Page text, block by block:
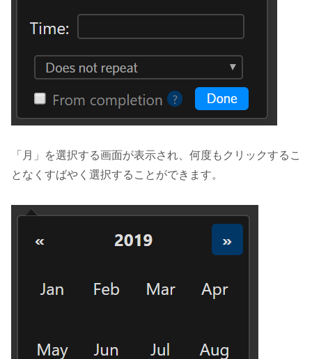
「月」を選択する画面が表示され、何度もクリックするこ
となくすばやく選択することができます。